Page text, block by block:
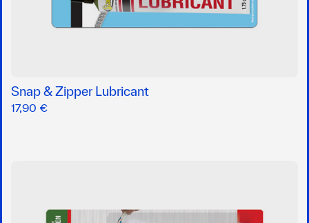
Snap & Zipper Lubricant
17,90 €